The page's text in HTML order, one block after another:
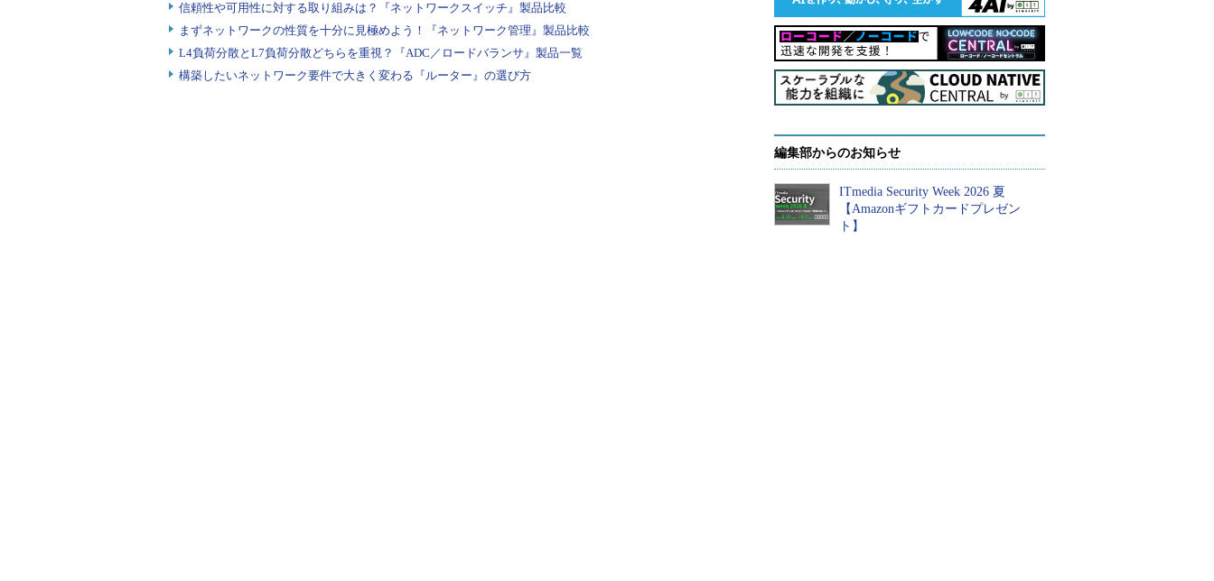
ether-wakeコマンドの主なオプション
信頼性や可用性に対する取り組みは？『ネットワークスイッチ』製品比較
まずネットワークの性質を十分に見極めよう！『ネットワーク管理』製品比較
L4負荷分散とL7負荷分散どちらを重視？『ADC／ロードバランサ』製品一覧
構築したいネットワーク要件で大きく変わる『ルーター』の選び方
編集部からのお知らせ
ITmedia Security Week 2026 夏
【Amazonギフトカードプレゼン
ト】